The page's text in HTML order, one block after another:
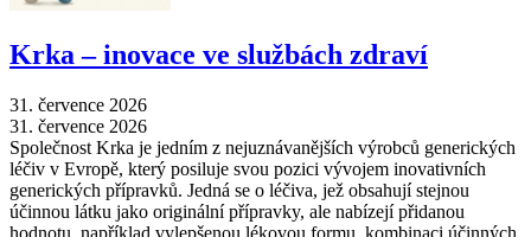
Krka –⁠ inovace ve službách zdraví
31. července 2026
31. července 2026
Společnost Krka je jedním z nejuznávanějších výrobců generických
léčiv v Evropě, který posiluje svou pozici vývojem inovativních
generických přípravků. Jedná se o léčiva, jež obsahují stejnou
účinnou látku jako originální přípravky, ale nabízejí přidanou
hodnotu, například vylepšenou lékovou formu, kombinaci účinných